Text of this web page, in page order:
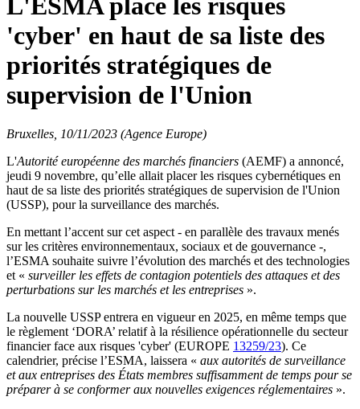
'cyber' en haut de sa liste des
priorités stratégiques de
supervision de l'Union
Bruxelles, 10/11/2023 (Agence Europe)
L'Autorité européenne des marchés financiers (AEMF) a annoncé,
jeudi 9 novembre, qu’elle allait placer les risques cybernétiques en
haut de sa liste des priorités stratégiques de supervision de l'Union
(USSP), pour la surveillance des marchés.
En mettant l’accent sur cet aspect - en parallèle des travaux menés
sur les critères environnementaux, sociaux et de gouvernance -,
l’ESMA souhaite suivre l’évolution des marchés et des technologies
et « surveiller les effets de contagion potentiels des attaques et des
perturbations sur les marchés et les entreprises ».
La nouvelle USSP entrera en vigueur en 2025, en même temps que
le règlement ‘DORA’ relatif à la résilience opérationnelle du secteur
financier face aux risques 'cyber' (EUROPE 13259/23). Ce
calendrier, précise l’ESMA, laissera « aux autorités de surveillance
et aux entreprises des États membres suffisamment de temps pour se
préparer à se conformer aux nouvelles exigences réglementaires ».